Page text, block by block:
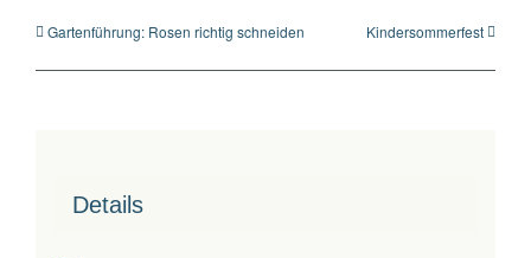
Gartenführung: Rosen richtig schneiden Kindersommerfest
Details